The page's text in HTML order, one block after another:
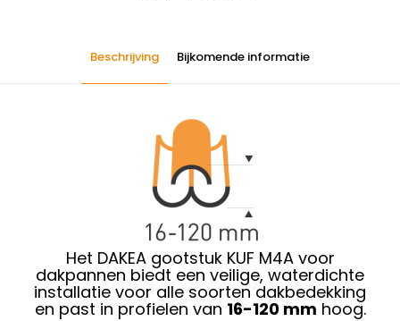
Beschrijving Bijkomende informatie
Het DAKEA gootstuk KUF M4A voor
dakpannen biedt een veilige, waterdichte
installatie voor alle soorten dakbedekking
en past in profielen van 16-120 mm hoog.